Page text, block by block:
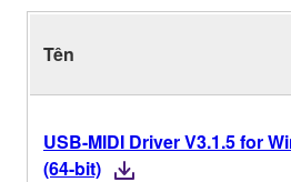
Tên
USB-MIDI Driver V3.1.5 for
(64-bit)